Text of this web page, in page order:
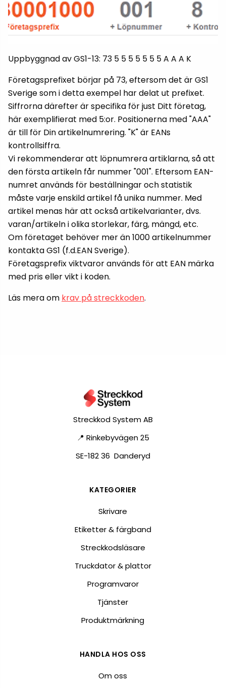
Uppbyggnad av GS1-13: 73 5 5 5 5 5 5 5 A A A K
Företagsprefixet börjar på 73, eftersom det är GS1
Sverige som i detta exempel har delat ut prefixet.
Siffrorna därefter är specifika för just Ditt företag,
här exemplifierat med 5:or. Positionerna med "AAA"
är till för Din artikelnumrering. "K" är EANs
kontrollsiffra.
Vi rekommenderar att löpnumrera artiklarna, så att
den första artikeln får nummer "001". Eftersom EAN-
numret används för beställningar och statistik
måste varje enskild artikel få unika nummer. Med
artikel menas här att också artikelvarianter, dvs.
varan/artikeln i olika storlekar, färg, mängd, etc.
Om företaget behöver mer än 1000 artikelnummer
kontakta GS1 (f.d.EAN Sverige).
Företagsprefix viktvaror används för att EAN märka
med pris eller vikt i koden.
Läs mera om krav på streckkoden.
Streckkod System AB
📍 Rinkebyvägen 25
SE-182 36 Danderyd
KATEGORIER
Skrivare
Etiketter & färgband
Streckkodsläsare
Truckdator & plattor
Programvaror
Tjänster
Produktmärkning
HANDLA HOS OSS
Om oss